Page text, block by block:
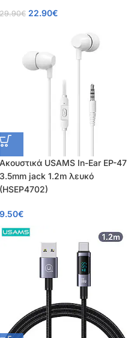
29.90€ 22.90€
Ακουστικά USAMS In-Ear EP-47
3.5mm jack 1.2m λευκό
(HSEP4702)
9.50€